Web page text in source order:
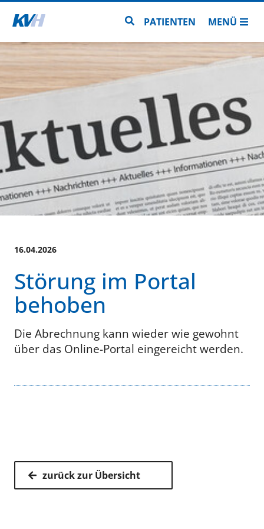
Zur Startseite Zur Seitensuche
PATIENTEN MENÜ
16.04.2026
Störung im Portal
behoben
Die Abrechnung kann wieder wie gewohnt
über das Online-Portal eingereicht werden.
zurück zur Übersicht